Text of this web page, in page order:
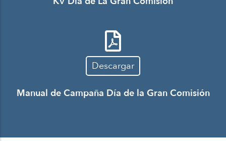
Descargar
Manual de Campaña Día de la Gran Comisión